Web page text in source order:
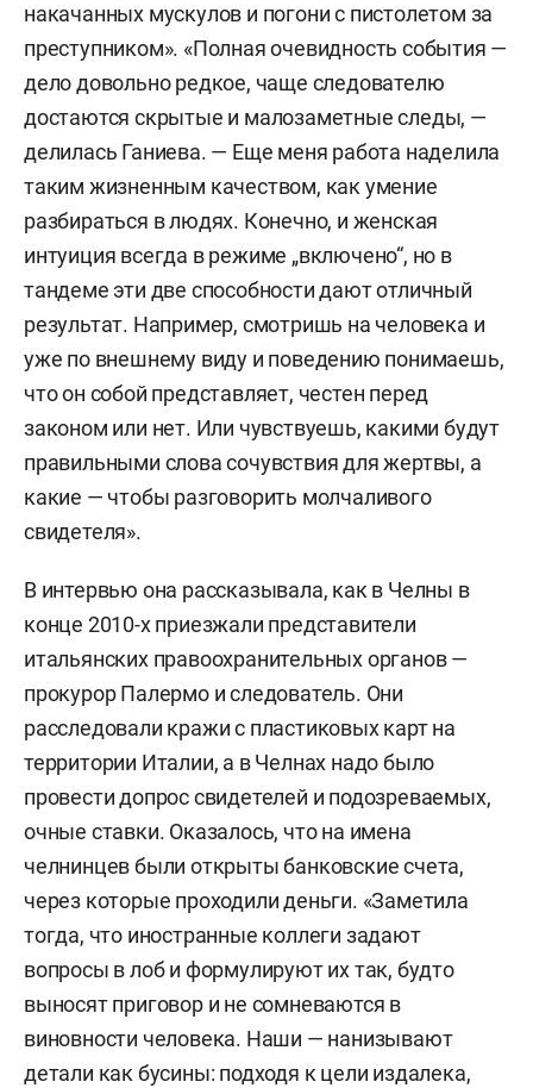
накачанных мускулов и погони с пистолетом за
преступником». «Полная очевидность события —
дело довольно редкое, чаще следователю
достаются скрытые и малозаметные следы, —
делилась Ганиева. — Еще меня работа наделила
таким жизненным качеством, как умение
разбираться в людях. Конечно, и женская
интуиция всегда в режиме „включено“, но в
тандеме эти две способности дают отличный
результат. Например, смотришь на человека и
уже по внешнему виду и поведению понимаешь,
что он собой представляет, честен перед
законом или нет. Или чувствуешь, какими будут
правильными слова сочувствия для жертвы, а
какие — чтобы разговорить молчаливого
свидетеля».
В интервью она рассказывала, как в Челны в
конце 2010-х приезжали представители
итальянских правоохранительных органов —
прокурор Палермо и следователь. Они
расследовали кражи с пластиковых карт на
территории Италии, а в Челнах надо было
провести допрос свидетелей и подозреваемых,
очные ставки. Оказалось, что на имена
челнинцев были открыты банковские счета,
через которые проходили деньги. «Заметила
тогда, что иностранные коллеги задают
вопросы в лоб и формулируют их так, будто
выносят приговор и не сомневаются в
виновности человека. Наши — нанизывают
детали как бусины: подходя к цели издалека,